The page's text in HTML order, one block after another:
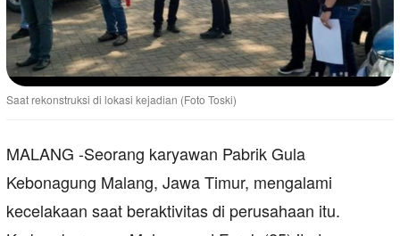
Saat rekonstruksi di lokasi kejadian (Foto Toski)
MALANG -Seorang karyawan Pabrik Gula
Kebonagung Malang, Jawa Timur, mengalami
kecelakaan saat beraktivitas di perusahaan itu.